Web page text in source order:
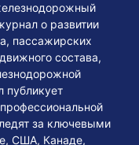
о развитии
пассажирских
состава,
публикует
за ключевыми
США, Канаде,